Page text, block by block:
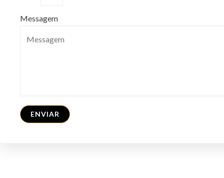
Messagem
ENVIAR